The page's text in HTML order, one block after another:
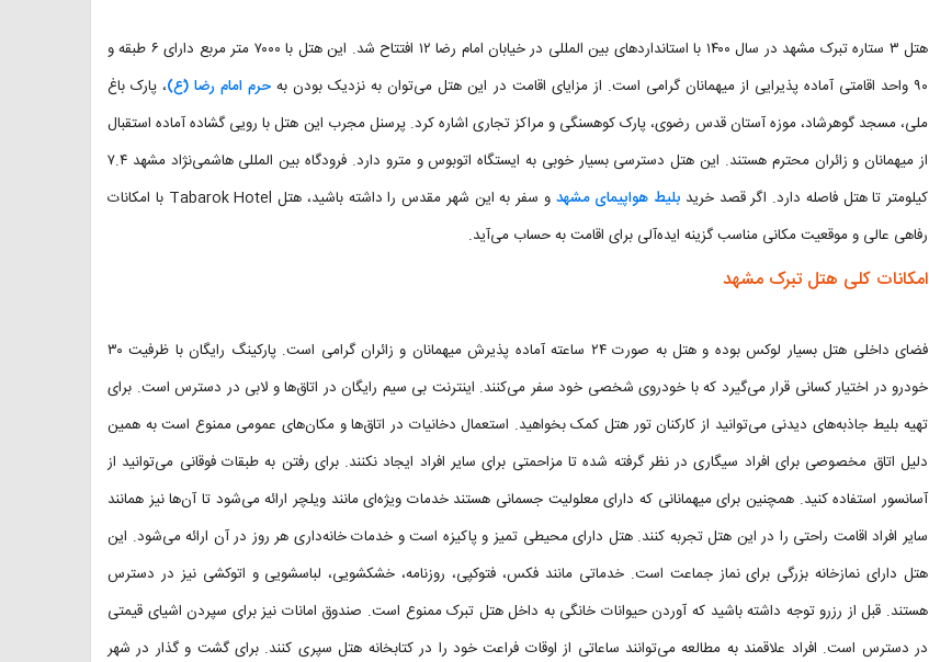
هتل ۳ ستاره تبرک مشهد در سال ۱۴۰۰ با استانداردهای بین المللی در خیابان امام رضا ۱۲ افتتاح شد. این هتل با ۷۰۰۰ متر مربع دارای ۶ طبقه و
۹۰ واحد اقامتی آماده پذیرایی از میهمانان گرامی است. از مزایای اقامت در این هتل می‌توان به نزدیک بودن به
حرم امام رضا (َع)، پارک باغ
ملی، مسجد گوهرشاد، موزه آستان قدس رضوی، پارک کوهسنگی و مراکز تجاری اشاره کرد. پرسنل مجرب این هتل با رویی گشاده آماده استقبال
از میهمانان و زائران محترم هستند. این هتل دسترسی بسیار خوبی به ایستگاه اتوبوس و مترو دارد. فرودگاه بین المللی هاشمی‌‌‌نژاد مشهد ۷.۴
کیلومتر تا هتل فاصله دارد. اگر قصد خرید بلیط هواپیمای مشهد
و سفر به این شهر مقدس را داشته باشید، هتل Tabarok Hotel با امکانات
رفاهی عالی و موقعیت مکانی مناسب گزینه ایده‌آلی برای اقامت به حساب می‌آید.
امکانات کلی هتل تبرک مشهد
فضای داخلی هتل بسیار لوکس بوده و هتل به صورت ۲۴ ساعته آماده پذیرش میهمانان و زائران گرامی است. پارکینگ رایگان با ظرفیت ۳۰
خودرو در اختیار کسانی قرار می‌گیرد که با خودروی شخصی خود سفر می‌کنند. اینترنت بی سیم رایگان در اتاق‌ها و لابی در دسترس است. برای
تهیه بلیط جاذبه‌های دیدنی می‌توانید از کارکنان تور هتل کمک بخواهید. استعمال دخانیات در اتاق‌ها و مکان‌های عمومی ممنوع است به همین
دلیل اتاق‌ مخصوصی برای افراد سیگاری در نظر گرفته شده تا مزاحمتی برای سایر افراد ایجاد نکنند. برای رفتن به طبقات فوقانی می‌توانید از
آسانسور استفاده کنید. همچنین برای میهمانانی که دارای معلولیت جسمانی هستند خدمات ویژه‌ای مانند ویلچر ارائه می‌شود تا آن‌ها نیز همانند
سایر افراد اقامت راحتی را در این هتل تجربه کنند. هتل دارای محیطی تمیز و پاکیزه است و خدمات خانه‌داری هر روز در آن ارائه می‌شود. این
هتل دارای نمازخانه بزرگی برای نماز جماعت است. خدماتی مانند فکس، فتوکپی، روزنامه، خشکشویی، لباسشویی و اتوکشی نیز در دسترس
هستند. قبل از رزرو توجه داشته باشید که آوردن حیوانات خانگی به داخل هتل تبرک ممنوع است. صندوق امانات نیز برای سپردن اشیای قیمتی
در دسترس است. افراد علاقمند به مطالعه می‌توانند ساعاتی از اوقات فراعت خود را در کتابخانه هتل سپری کنند. برای گشت و گذار در شهر